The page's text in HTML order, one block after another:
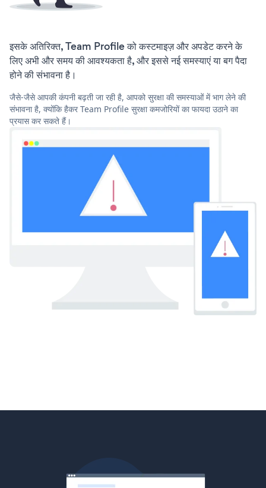
इसके अतिरिक्त, Team Profile को कस्टमाइज़ और अपडेट करने के
लिए अभी और समय की आवश्यकता है, और इससे नई समस्याएं या बग पैदा
होने की संभावना है।
जैसे-जैसे आपकी कंपनी बढ़ती जा रही है, आपको सुरक्षा की समस्याओं में भाग लेने की
संभावना है, क्योंकि हैकर Team Profile सुरक्षा कमजोरियों का फायदा उठाने का
प्रयास कर सकते हैं।